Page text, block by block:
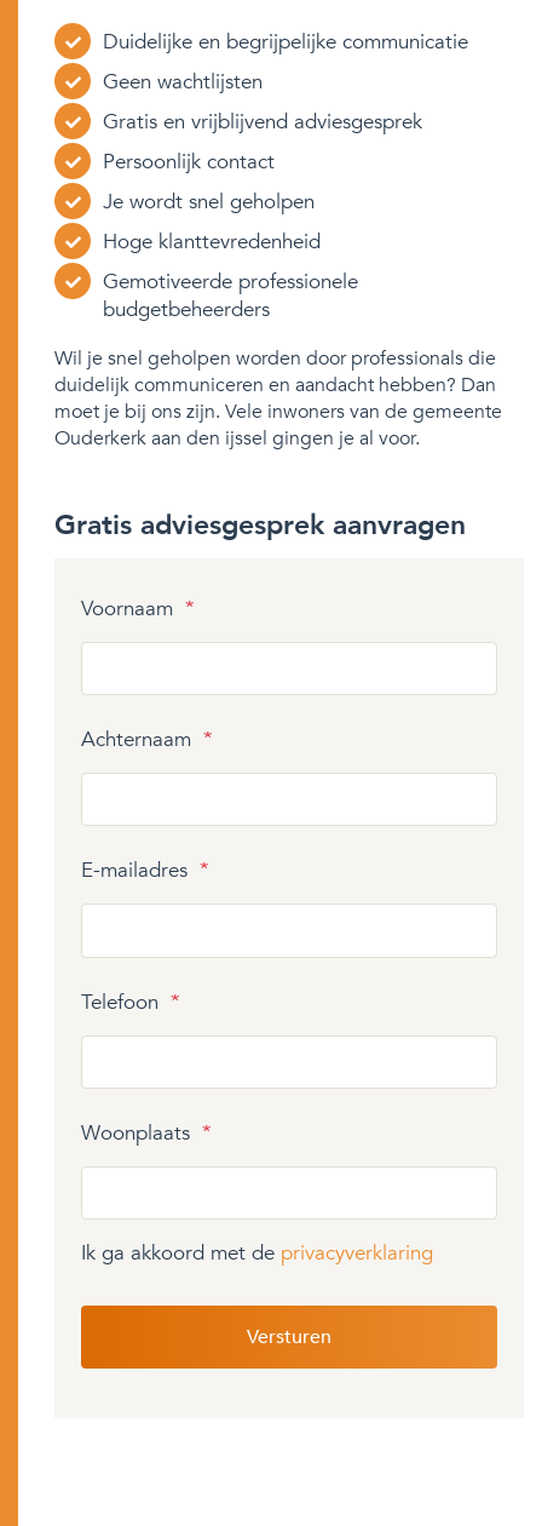
Duidelijke en begrijpelijke communicatie
Geen wachtlijsten
Gratis en vrijblijvend adviesgesprek
Persoonlijk contact
Je wordt snel geholpen
Hoge klanttevredenheid
Gemotiveerde professionele
budgetbeheerders
Wil je snel geholpen worden door professionals die
duidelijk communiceren en aandacht hebben? Dan
moet je bij ons zijn. Vele inwoners van de gemeente
Ouderkerk aan den ijssel gingen je al voor.
Gratis adviesgesprek aanvragen
Voornaam *
Achternaam *
E-mailadres *
Telefoon *
Woonplaats *
Ik ga akkoord met de privacyverklaring